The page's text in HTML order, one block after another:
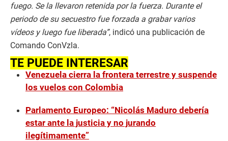
fuego. Se la llevaron retenida por la fuerza. Durante el
periodo de su secuestro fue forzada a grabar varios
vídeos y luego fue liberada”, indicó una publicación de
Comando ConVzla.
TE PUEDE INTERESAR
Venezuela cierra la frontera terrestre y suspende
los vuelos con Colombia
Parlamento Europeo: “Nicolás Maduro debería
estar ante la justicia y no jurando
ilegítimamente”